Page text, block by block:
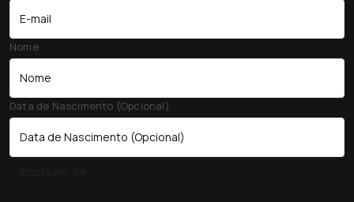
Nome
Data de Nascimento (Opcional)